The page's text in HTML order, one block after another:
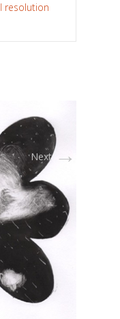
resolution
Next→